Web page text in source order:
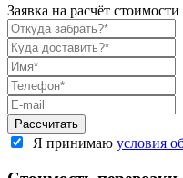
Заявка на расчёт
Я принимаю условия